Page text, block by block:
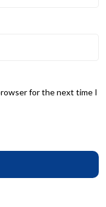
for the next time I